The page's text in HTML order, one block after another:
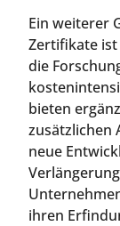
Ein weiterer
Zertifikate
die
bieten
zusätzlichen
neue
ihren